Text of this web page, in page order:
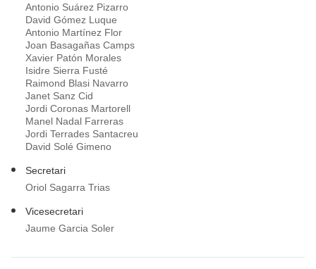
Antonio Suárez Pizarro
David Gómez Luque
Antonio Martínez Flor
Joan Basagañas Camps
Xavier Patón Morales
Isidre Sierra Fusté
Raimond Blasi Navarro
Janet Sanz Cid
Jordi Coronas Martorell
Manel Nadal Farreras
Jordi Terrades Santacreu
David Solé Gimeno
Secretari
Oriol Sagarra Trias
Vicesecretari
Jaume Garcia Soler